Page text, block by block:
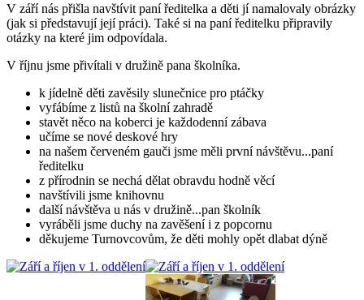
V září nás přišla navštívit paní ředitelka a děti jí namalovaly obrázky
(jak si představují její práci). Také si na paní ředitelku připravily
otázky na které jim odpovídala.
V říjnu jsme přivítali v družině pana školníka.
k jídelně děti zavěsily slunečnice pro ptáčky
vyfábíme z listů na školní zahradě
stavět něco na koberci je každodenní zábava
učíme se nové deskové hry
na našem červeném gauči jsme měli první návštěvu...paní
ředitelku
z přírodnin se nechá dělat obravdu hodně věcí
navštívili jsme knihovnu
další návštěva u nás v družině...pan školník
vyráběli jsme duchy na zavěšení i z popcornu
děkujeme Turnovcovům, že děti mohly opět dlabat dýně